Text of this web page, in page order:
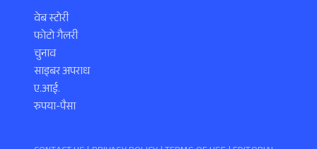
वेब स्टोरी
फोटो गैलरी
चुनाव
साइबर अपराध
ए.आई.
रुपया-पैसा